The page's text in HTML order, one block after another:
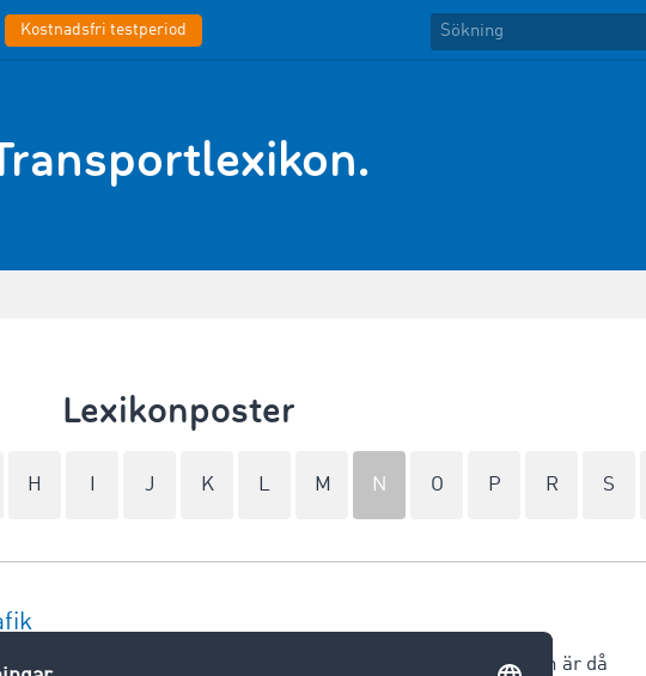
Kostnadsfri testperiod
Lexikonposter
H J K L M N O P R S
endast inom ett lands gränser, last- och lossningsplatsen är då